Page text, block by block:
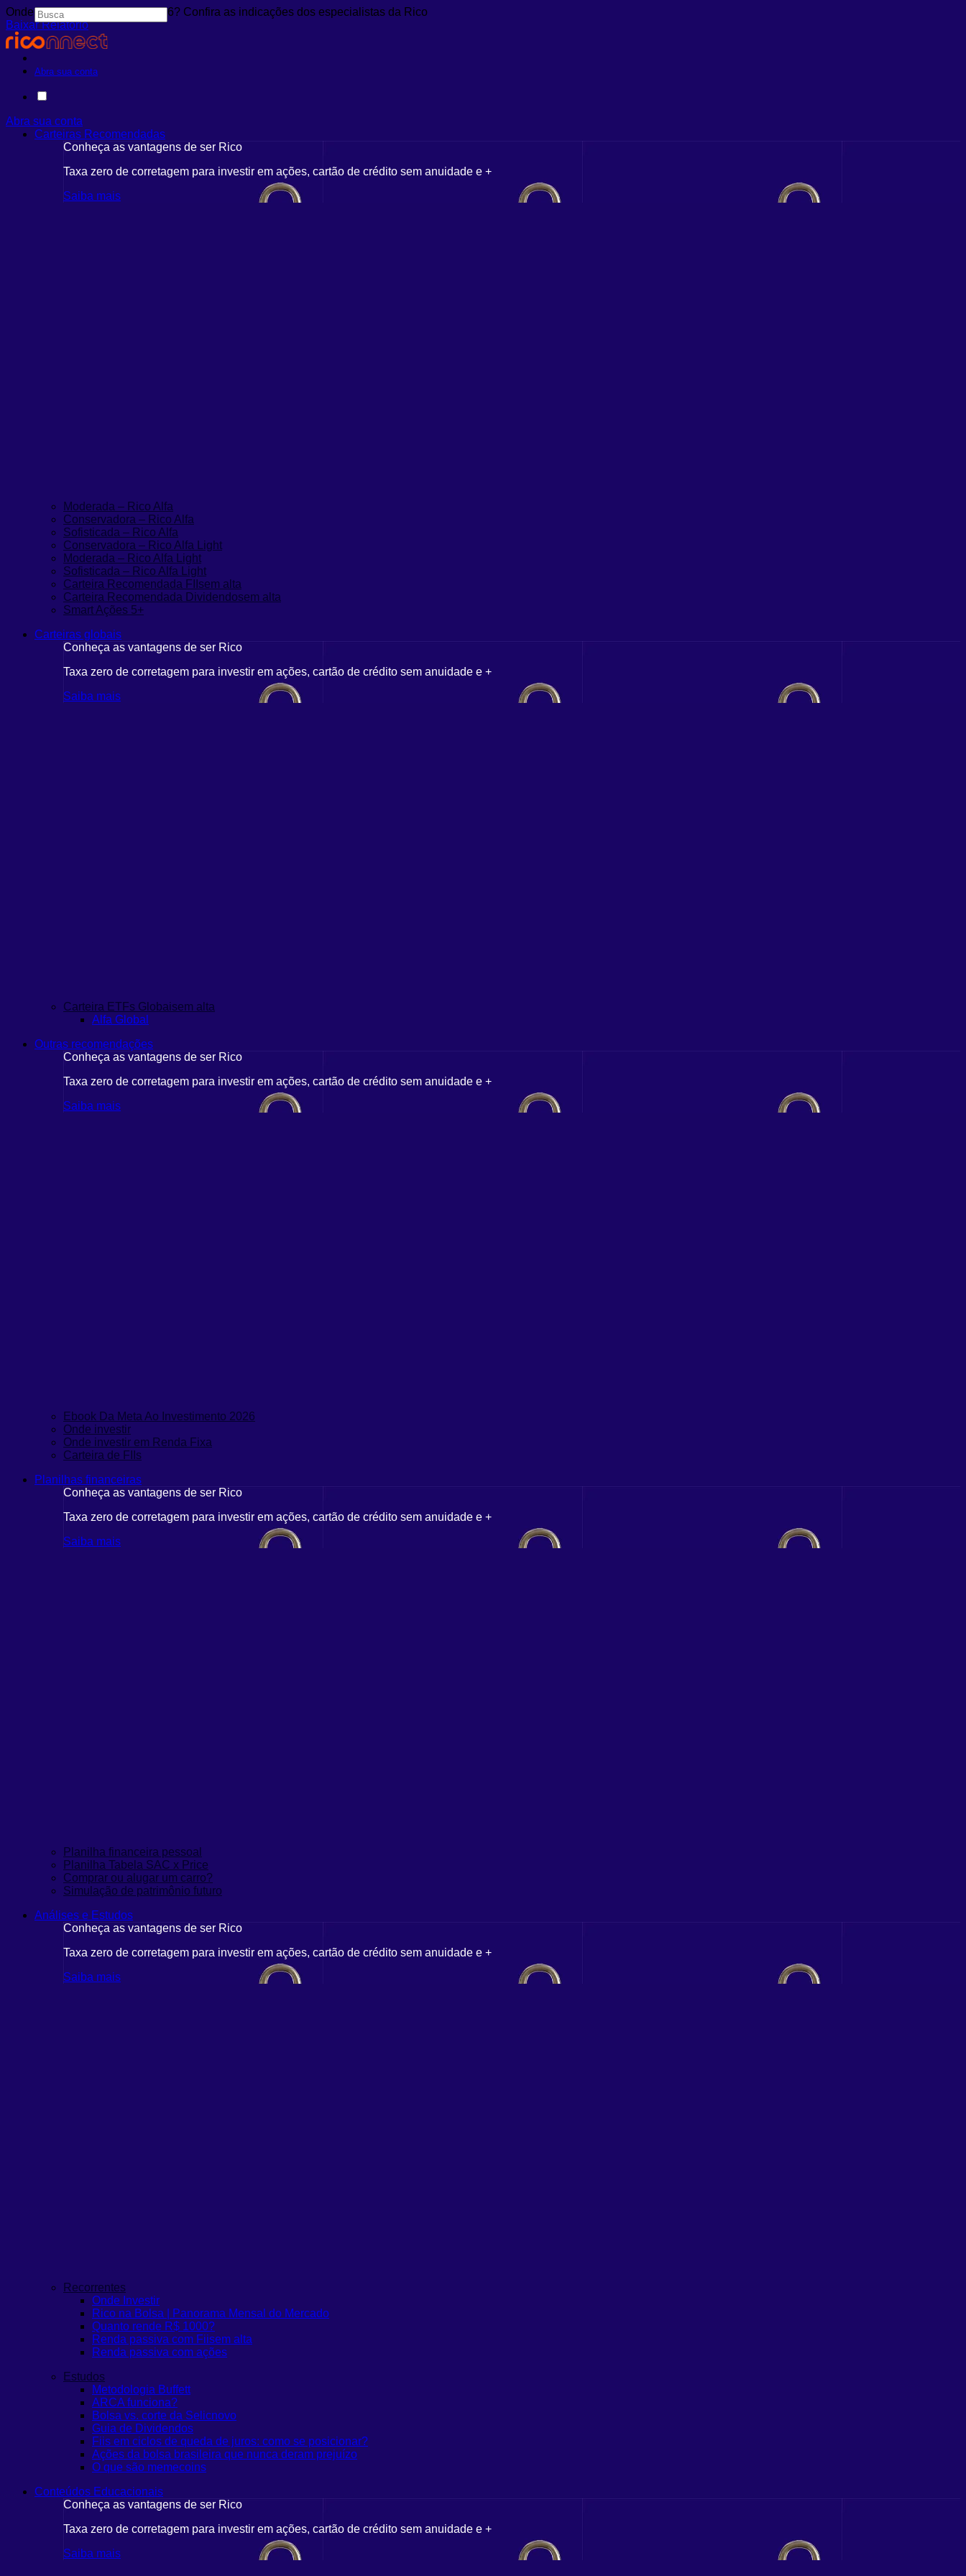
Onde investir em agosto de 2026? Confira as indicações dos especialistas da Rico
Baixar Relatório
Abra sua conta
Abra sua conta
Carteiras Recomendadas
Conheça as vantagens de ser Rico
Taxa zero de corretagem para investir em ações, cartão de crédito sem anuidade e +
Saiba mais
Moderada – Rico Alfa
Conservadora – Rico Alfa
Sofisticada – Rico Alfa
Conservadora – Rico Alfa Light
Moderada – Rico Alfa Light
Sofisticada – Rico Alfa Light
Carteira Recomendada FIIsem alta
Carteira Recomendada Dividendosem alta
Smart Ações 5+
Carteiras globais
Conheça as vantagens de ser Rico
Taxa zero de corretagem para investir em ações, cartão de crédito sem anuidade e +
Saiba mais
Carteira ETFs Globaisem alta
Alfa Global
Outras recomendações
Conheça as vantagens de ser Rico
Taxa zero de corretagem para investir em ações, cartão de crédito sem anuidade e +
Saiba mais
Ebook Da Meta Ao Investimento 2026
Onde investir
Onde investir em Renda Fixa
Carteira de FIIs
Planilhas financeiras
Conheça as vantagens de ser Rico
Taxa zero de corretagem para investir em ações, cartão de crédito sem anuidade e +
Saiba mais
Planilha financeira pessoal
Planilha Tabela SAC x Price
Comprar ou alugar um carro?
Simulação de patrimônio futuro
Análises e Estudos
Conheça as vantagens de ser Rico
Taxa zero de corretagem para investir em ações, cartão de crédito sem anuidade e +
Saiba mais
Recorrentes
Onde Investir
Rico na Bolsa | Panorama Mensal do Mercado
Quanto rende R$ 1000?
Renda passiva com Fiisem alta
Renda passiva com ações
Estudos
Metodologia Buffett
ARCA funciona?
Bolsa vs. corte da Selicnovo
Guia de Dividendos
Fiis em ciclos de queda de juros: como se posicionar?
Ações da bolsa brasileira que nunca deram prejuízo
O que são memecoins
Conteúdos Educacionais
Conheça as vantagens de ser Rico
Taxa zero de corretagem para investir em ações, cartão de crédito sem anuidade e +
Saiba mais